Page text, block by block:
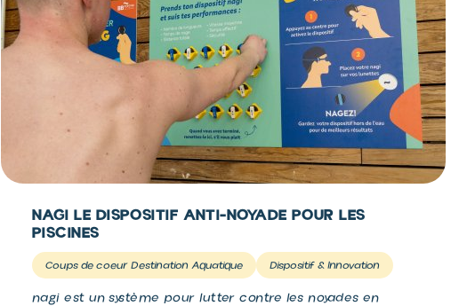
NAGI LE DISPOSITIF ANTI-NOYADE POUR LES
PISCINES
Coups de coeur Destination Aquatique Dispositif & Innovation
nagi est un système pour lutter contre les noyades en